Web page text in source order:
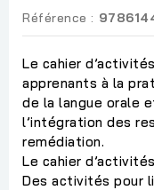
Référence :
Le cahier
apprenants à la
de la langue orale
l’intégration des
remédiation.
Le cahier
Des activités pour